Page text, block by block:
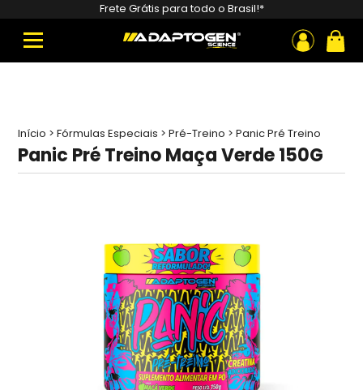
Frete Grátis para todo o Brasil!*
ou
produtos
Início >Fórmulas Especiais >Pré-Treino >Panic Pré Treino
Maça Verde 150G
Panic Pré Treino Maça Verde 150G